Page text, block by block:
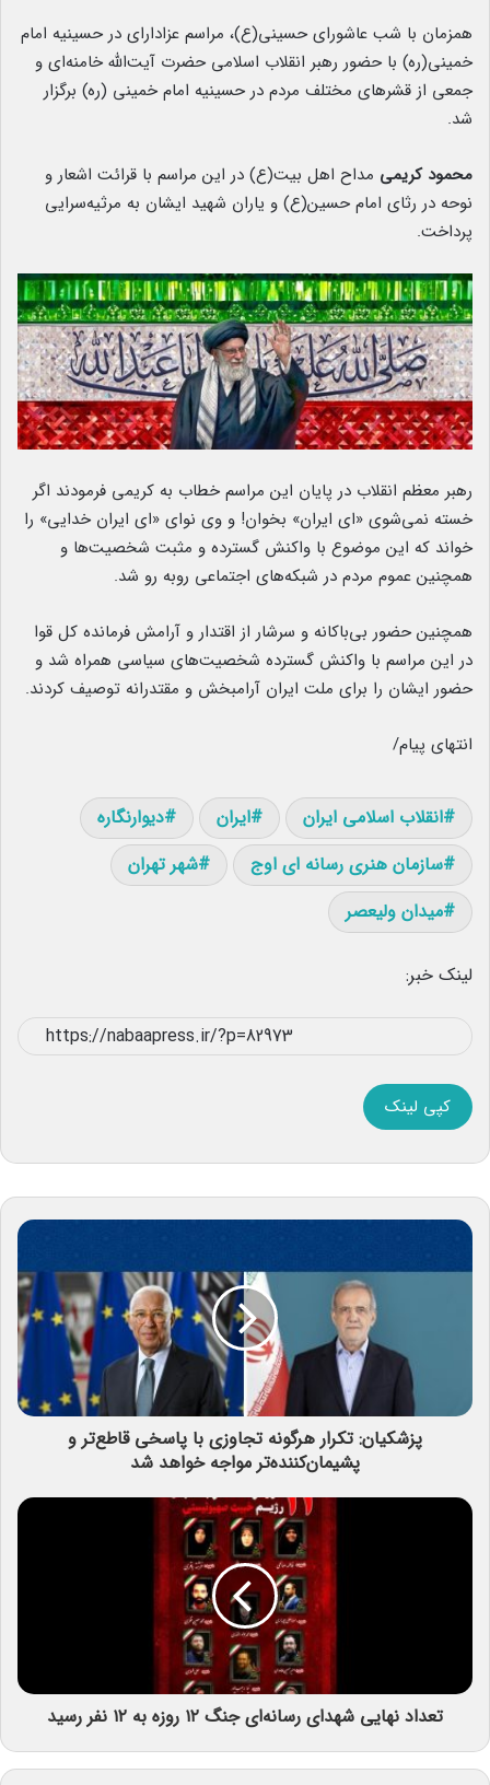
همزمان با شب عاشورای حسینی(ع)، مراسم عزادارای در حسینیه امام
خمینی(ره) با حضور رهبر انقلاب اسلامی حضرت آیت‌الله خامنه‌ای و
جمعی از قشرهای مختلف مردم در حسینیه امام خمینی (ره) برگزار
شد.
محمود کریمی مداح اهل بیت(ع) در این مراسم با قرائت اشعار و
نوحه‌ در رثای امام حسین(ع) و یاران شهید ایشان به مرثیه‌سرایی
پرداخت.
رهبر معظم انقلاب در پایان این مراسم خطاب به کریمی فرمودند اگر
خسته نمی‌شوی «ای ایران» بخوان! و وی نوای «ای ایران خدایی» را
خواند که این موضوع با واکنش گسترده و مثبت شخصیت‌ها و
همچنین عموم مردم در شبکه‌های اجتماعی روبه رو شد.
همچنین حضور بی‌باکانه و سرشار از اقتدار و آرامش فرمانده کل قوا
در این مراسم با واکنش گسترده شخصیت‌های سیاسی همراه شد و
حضور ایشان را برای ملت ایران آرامبخش و مقتدرانه توصیف کردند.
انتهای پیام/
انقلاب اسلامی ایران ایران
دیوارنگاره
سازمان هنری رسانه ای اوج
شهر تهران
میدان ولیعصر
لینک خبر:
کپی لینک
پزشکیان: تکرار هرگونه تجاوزی با پاسخی قاطع‌تر و
پشیمان‌کننده‌تر مواجه خواهد شد
تعداد نهایی شهدای رسانه‌ای جنگ ۱۲ روزه به ۱۲ نفر رسید